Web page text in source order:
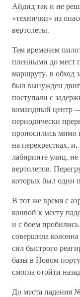
Айдид так и не
«технички» из
вертолеты.
Тем временем
пленными до мест
маршруту, в обход
был вынужден
поступали с
командный центр
периодически
проносились мимо
на перекрестках,
лабиринте улиц,
вертолетов.
которых был один
В тот же время с
конвой к месту
и с боем
совершила
сил быстрого
базы в Новом
смогла отойти
До места падения